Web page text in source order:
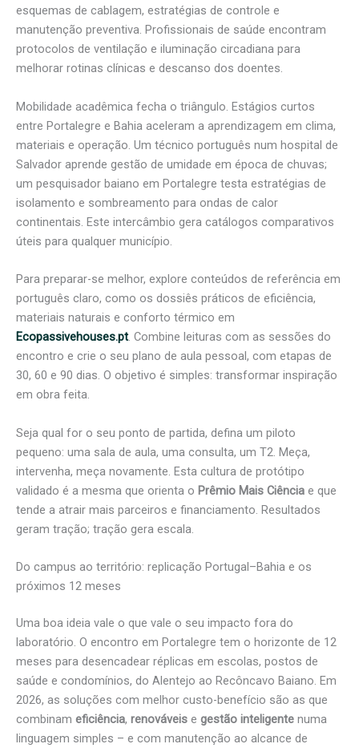
esquemas de cablagem, estratégias de controle e
manutenção preventiva. Profissionais de saúde encontram
protocolos de ventilação e iluminação circadiana para
melhorar rotinas clínicas e descanso dos doentes.
Mobilidade acadêmica fecha o triângulo. Estágios curtos
entre Portalegre e Bahia aceleram a aprendizagem em clima,
materiais e operação. Um técnico português num hospital de
Salvador aprende gestão de umidade em época de chuvas;
um pesquisador baiano em Portalegre testa estratégias de
isolamento e sombreamento para ondas de calor
continentais. Este intercâmbio gera catálogos comparativos
úteis para qualquer município.
Para preparar-se melhor, explore conteúdos de referência em
português claro, como os dossiês práticos de eficiência,
materiais naturais e conforto térmico em
Ecopassivehouses.pt. Combine leituras com as sessões do
encontro e crie o seu plano de aula pessoal, com etapas de
30, 60 e 90 dias. O objetivo é simples: transformar inspiração
em obra feita.
Seja qual for o seu ponto de partida, defina um piloto
pequeno: uma sala de aula, uma consulta, um T2. Meça,
intervenha, meça novamente. Esta cultura de protótipo
validado é a mesma que orienta o Prêmio Mais Ciência e que
tende a atrair mais parceiros e financiamento. Resultados
geram tração; tração gera escala.
Do campus ao território: replicação Portugal–Bahia e os
próximos 12 meses
Uma boa ideia vale o que vale o seu impacto fora do
laboratório. O encontro em Portalegre tem o horizonte de 12
meses para desencadear réplicas em escolas, postos de
saúde e condomínios, do Alentejo ao Recôncavo Baiano. Em
2026, as soluções com melhor custo-benefício são as que
combinam eficiência, renováveis e gestão inteligente numa
linguagem simples – e com manutenção ao alcance de